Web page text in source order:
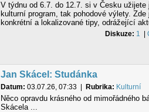
V týdnu od 6.7. do 12.7. si v Česku užijete
kulturní program, tak pohodové výlety. Zde
konkrétní a lokalizované tipy, odrážející
Diskuze: 1
Jan Skácel: Studánka
Datum: 03.07.26, 07:33| Rubrika: Kulturní
Něco opravdu krásného od mimořádného
Skácela ...